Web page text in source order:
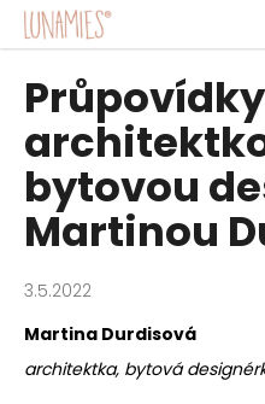
Přejít
obsah
bytovou
Martinou
3.5.2022
Martina Durdisová
architektka, bytová
o
C
o
p
o
t
ř
e
b
u